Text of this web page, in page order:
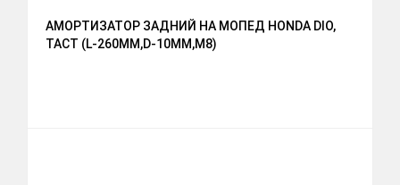
АМОРТИЗАТОР ЗАДНИЙ НА МОПЕД HONDA DIO,
TACT (L-260ММ,D-10ММ,М8)